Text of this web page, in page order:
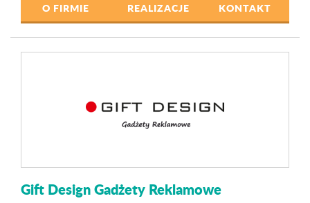
O FIRMIE REALIZACJE KONTAKT
Gift Design Gadżety Reklamowe